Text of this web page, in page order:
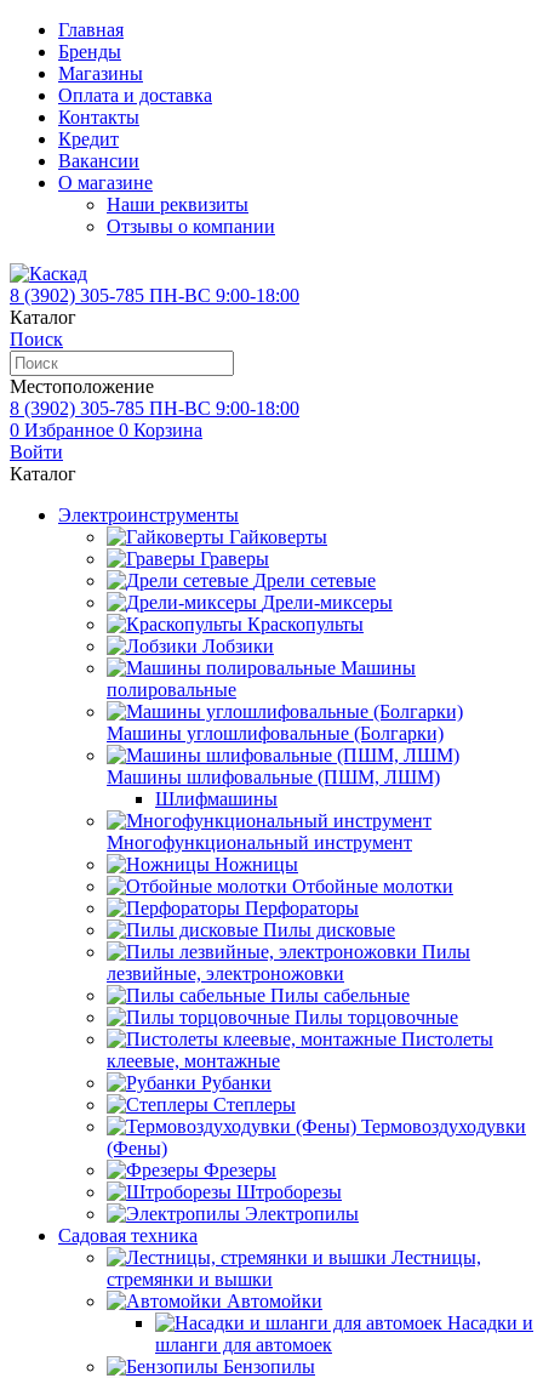
Главная
Бренды
Магазины
Оплата и доставка
Контакты
Кредит
Вакансии
О магазине
Наши реквизиты
Отзывы о компании
8 (3902) 305-785 ПН-ВС 9:00-18:00
Каталог
Поиск
Местоположение
8 (3902) 305-785 ПН-ВС 9:00-18:00
0 Избранное 0 Корзина
Войти
Каталог
Электроинструменты
Гайковерты
Граверы
Дрели сетевые
Дрели-миксеры
Краскопульты
Лобзики
Машины
полировальные
Машины углошлифовальные (Болгарки)
Машины шлифовальные (ПШМ, ЛШМ)
Шлифмашины
Многофункциональный инструмент
Ножницы
Отбойные молотки
Перфораторы
Пилы дисковые
Пилы
лезвийные, электроножовки
Пилы сабельные
Пилы торцовочные
Пистолеты
клеевые, монтажные
Рубанки
Степлеры
Термовоздуходувки
(Фены)
Фрезеры
Штроборезы
Электропилы
Садовая техника
Лестницы,
стремянки и вышки
Автомойки
Насадки и
шланги для автомоек
Бензопилы